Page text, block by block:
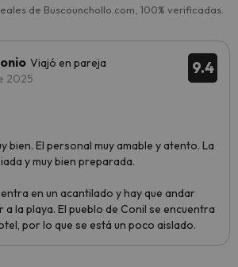
de Buscounchollo.com, 100% verificadas.
9.4
Viajó en pareja
2025
bien. El personal muy amable y atento. La
y muy bien preparada.
en un acantilado y hay que andar
la playa. El pueblo de Conil se encuentra
por lo que se está un poco aislado.